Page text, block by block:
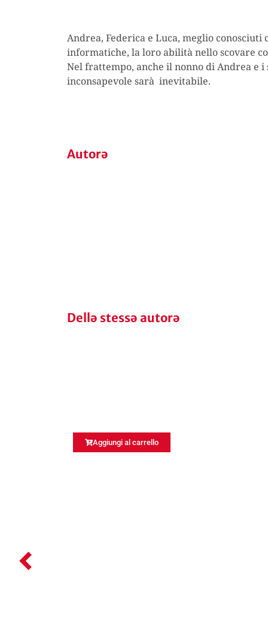
Andrea, Federica e Luca, meglio
informatiche, la loro abilità nello scovare
Nel frattempo, anche il nonno di Andrea e
inconsapevole sarà inevitabile.
Autorə
Dellə stessə autorə
Aggiungi al carrello